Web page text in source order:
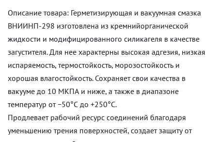
Описание товара: Герметизирующая и вакуумная смазка
ВНИИНП-298 изготовлена из кремнийорганической
жидкости и модифицированного силикагеля в качестве
загустителя. Для нее характерны высокая адгезия, низкая
испаряемость, термостойкость, морозостойкость и
хорошая влагостойкость. Сохраняет свои качества в
вакууме до 10 МКПА и ниже, а также в диапазоне
температур от −50°С до +250°С.
Продлевает рабочий ресурс соединений благодаря
уменьшению трения поверхностей, создает защиту от